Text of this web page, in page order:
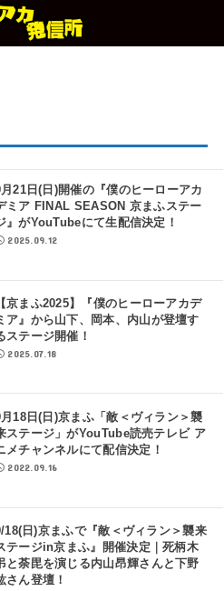
21日(日)開催の『僕のヒーローアカ
ミア FINAL SEASON 京まふステー
』がYouTubeにて生配信決定！
2025.09.12
【京まふ2025】『僕のヒーローアカデ
ア』から山下、岡本、内山が登壇す
ステージ開催！
2025.07.18
18日(日)京まふ「敵＜ヴィラン＞襲
ステージ」がYouTube読売テレビ ア
メチャンネルにて配信決定！
2022.09.16
18(日)京まふで『敵＜ヴィラン＞襲来
テージin京まふ』開催決定｜死柄木
と荼毘を演じる内山昂輝さんと下野
さん登壇！